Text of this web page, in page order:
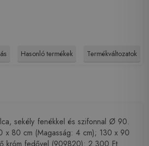
Hasonló termékek Termékváltozatok
sekély fenékkel és szifonnal Ø 90.
x 80 cm (Magasság: 4 cm); 130 x 90
króm fedővel (909820): 2.300 Ft